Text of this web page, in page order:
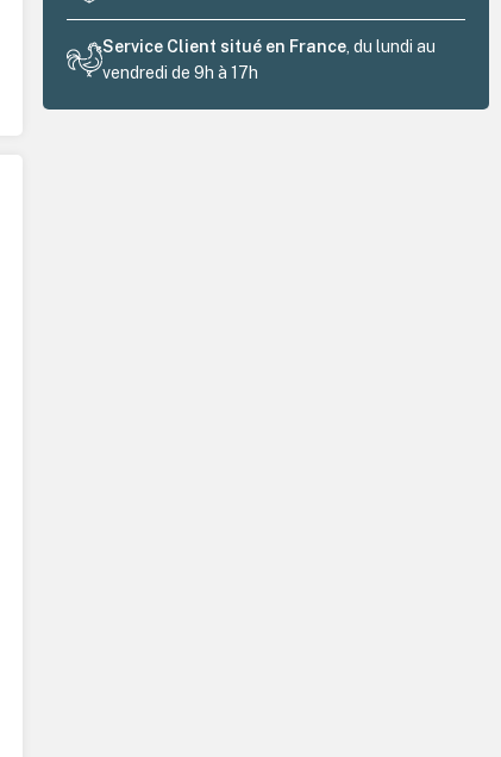
Service Client situé en France , du lundi au
vendredi de 9h à 17h